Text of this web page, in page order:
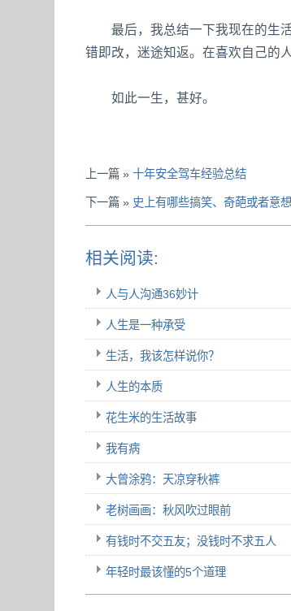
最后，我总结一下我现在的生活
错即改，迷途知返。在喜欢自己的
如此一生，甚好。
上一篇 »十年安全驾车经验总结
下一篇 » 史上有哪些搞笑、奇葩或者意
相关阅读:
人与人沟通36妙计
人生是一种承受
生活，我该怎样说你？
人生的本质
花生米的生活故事
我有病
大曾涂鸦：天凉穿秋裤
老树画画：秋风吹过眼前
有钱时不交五友；没钱时不求五人
年轻时最该懂的5个道理